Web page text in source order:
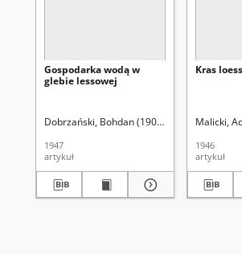
Gospodarka wodą w
glebie lessowej
Dobrzański, Bohdan (1909-1987)
1947
artykuł
Kras
Malicki,
1946
artykuł